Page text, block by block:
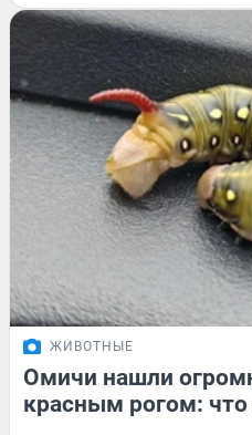
ЖИВОТНЫЕ
Омичи нашли
красным рогом: что